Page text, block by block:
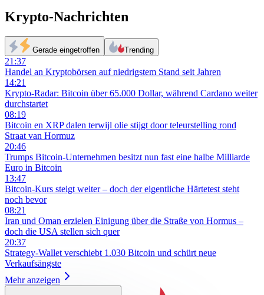
Krypto-Nachrichten
Gerade eingetroffen Trending
21:37
Handel an Kryptobörsen auf niedrigstem Stand seit Jahren
14:21
Krypto-Radar: Bitcoin über 65.000 Dollar, während Cardano weiter
durchstartet
08:19
Bitcoin en XRP dalen terwijl olie stijgt door teleurstelling rond
Straat van Hormuz
20:46
Trumps Bitcoin-Unternehmen besitzt nun fast eine halbe Milliarde
Euro in Bitcoin
13:47
Bitcoin-Kurs steigt weiter – doch der eigentliche Härtetest steht
noch bevor
08:21
Iran und Oman erzielen Einigung über die Straße von Hormus –
doch die USA stellen sich quer
20:37
Strategy-Wallet verschiebt 1.030 Bitcoin und schürt neue
Verkaufsängste
Mehr anzeigen